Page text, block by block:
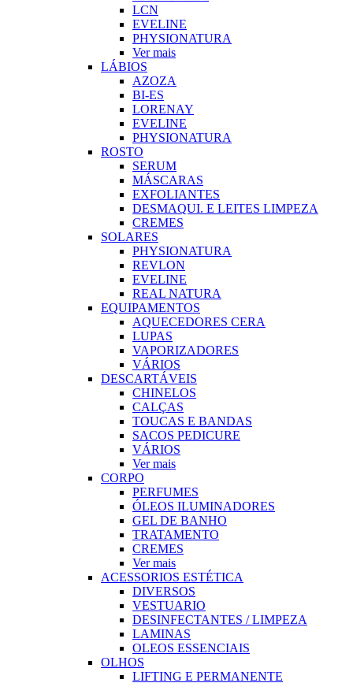
LCN
EVELINE
PHYSIONATURA
Ver mais
LÁBIOS
AZOZA
BI-ES
LORENAY
EVELINE
PHYSIONATURA
ROSTO
SERUM
MÁSCARAS
EXFOLIANTES
DESMAQUI. E LEITES LIMPEZA
CREMES
SOLARES
PHYSIONATURA
REVLON
EVELINE
REAL NATURA
EQUIPAMENTOS
AQUECEDORES CERA
LUPAS
VAPORIZADORES
VÁRIOS
DESCARTÁVEIS
CHINELOS
CALÇAS
TOUCAS E BANDAS
SACOS PEDICURE
VÁRIOS
Ver mais
CORPO
PERFUMES
ÓLEOS ILUMINADORES
GEL DE BANHO
TRATAMENTO
CREMES
Ver mais
ACESSORIOS ESTÉTICA
DIVERSOS
VESTUARIO
DESINFECTANTES / LIMPEZA
LAMINAS
OLEOS ESSENCIAIS
OLHOS
LIFTING E PERMANENTE